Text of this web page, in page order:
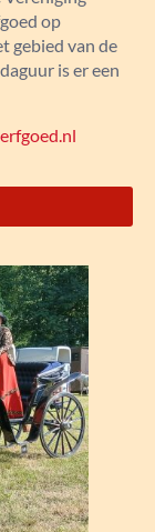
op
gebied van de
is er een